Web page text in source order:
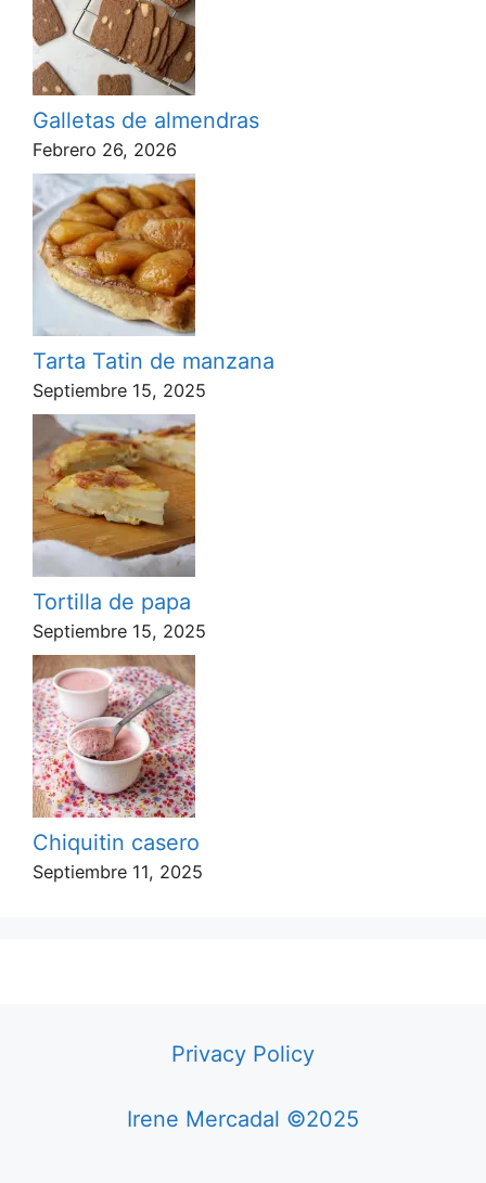
Galletas de almendras
Febrero 26, 2026
Tarta Tatin de manzana
Septiembre 15, 2025
Tortilla de papa
Septiembre 15, 2025
Chiquitin casero
Septiembre 11, 2025
Privacy Policy
Irene Mercadal ©2025